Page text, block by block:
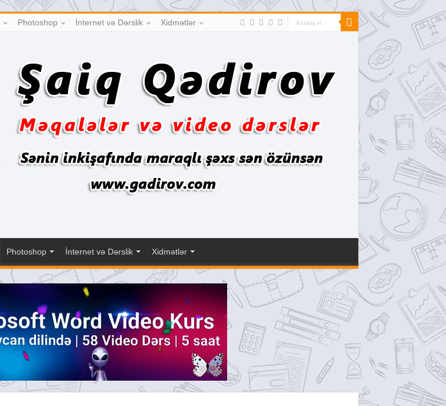
Photoshop İnternet və Dərslik Xidmətlər
Photoshop İnternet və Dərslik Xidmətlər